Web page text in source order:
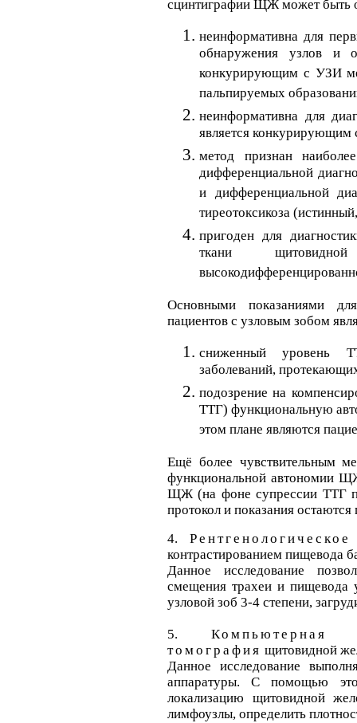
сцинтиграфии ЩЖ может быть
неинформативна для
обнаружения узлов и
конкурирующим с УЗИ
пальпируемых
неинформативна для
является
метод признан
дифференциальной
и дифференциальной
тиреотоксикоза
пригоден для
ткани
Основными показаниями
пациентов с узловым зобом
сниженный уровень
заболеваний,
подозрение на
ТТГ) функциональную
этом плане являются
Ещё более чувствительным
функциональной автономии
ЩЖ (на фоне супрессии ТТГ
протокол и показания
4.
контрастированием пищевода
Данное исследование
смещения трахеи и пищевода
узловой зоб 3-4 степени,
5. Компьютерная
томография щитовидной
Данное исследование
аппаратуры. С помощью
локализацию щитовидной
лимфоузлы, определить